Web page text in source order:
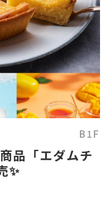
B1F
品「エダムチ
✨